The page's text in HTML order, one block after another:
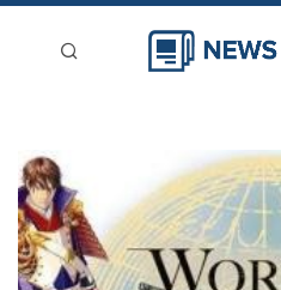
新聞稿分類
登入
刊登